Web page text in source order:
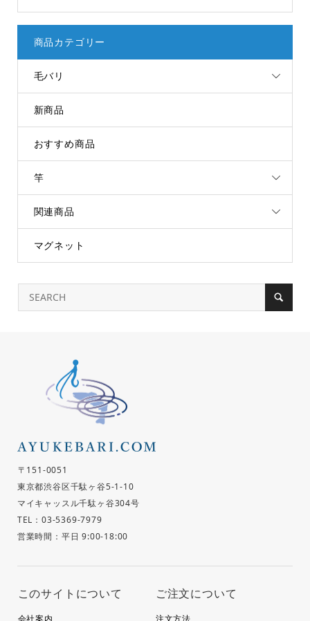
商品カテゴリー
毛バリ
新商品
おすすめ商品
竿
関連商品
マグネット
〒151-0051
東京都渋谷区千駄ヶ谷5-1-10
マイキャッスル千駄ヶ谷304号
TEL：03-5369-7979
営業時間：平日 9:00-18:00
このサイトについて ご注文について